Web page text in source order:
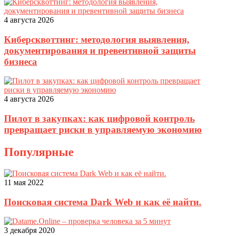
4 августа 2026
Киберсквоттинг: методология выявления,
документирования и превентивной защиты
бизнеса
4 августа 2026
Пилот в закупках: как цифровой контроль
превращает риски в управляемую экономию
Популярные
11 мая 2022
Поисковая система Dark Web и как её найти.
3 декабря 2020